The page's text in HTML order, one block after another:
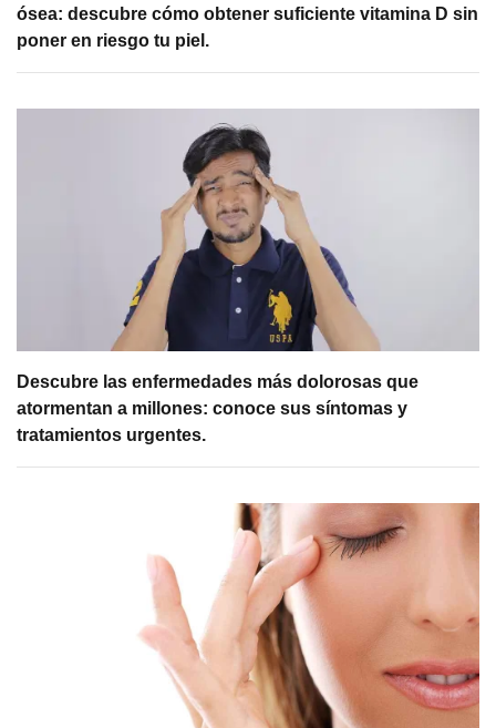
ósea: descubre cómo obtener suficiente vitamina D sin
poner en riesgo tu piel.
Descubre las enfermedades más dolorosas que
atormentan a millones: conoce sus síntomas y
tratamientos urgentes.